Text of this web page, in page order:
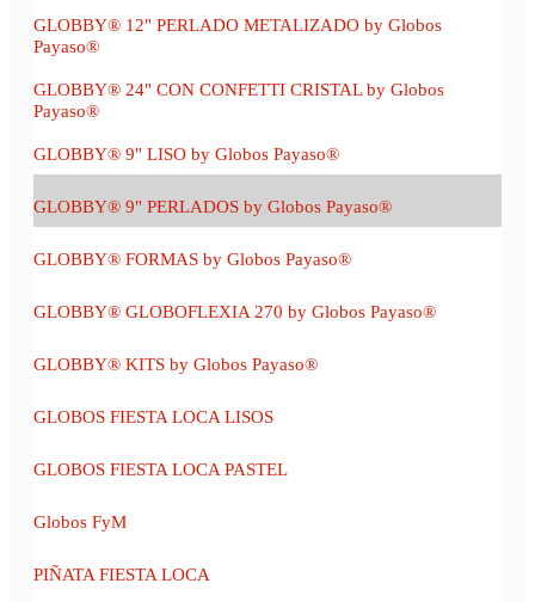
GLOBBY® 12" PERLADO METALIZADO by Globos
Payaso®
GLOBBY® 24" CON CONFETTI CRISTAL by Globos
Payaso®
GLOBBY® 9" LISO by Globos Payaso®
GLOBBY® 9" PERLADOS by Globos Payaso®
GLOBBY® FORMAS by Globos Payaso®
GLOBBY® GLOBOFLEXIA 270 by Globos Payaso®
GLOBBY® KITS by Globos Payaso®
GLOBOS FIESTA LOCA LISOS
GLOBOS FIESTA LOCA PASTEL
Globos FyM
PIÑATA FIESTA LOCA